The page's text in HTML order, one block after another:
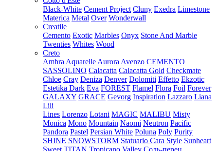
Black-White Cement Project Cluny Exedra Limestone
Materica Metal Over Wonderwall
Creatile
Cemento Exotic Marbles Onyx Stone And Marble
Twenties Whites Wood
Creto
Ambra Aquarelle Aurora Avenzo CEMENTO
SASSOLINO Calacatta Calacatta Gold Checkmate
Chloe Cray Deniza Denver Dolomiti Effetto Ekzotic
Estetika Dark Eva FOREST Flamel Flora Foil Forever
GALAXY GRACE Gevorg Inspiration Lazzaro Liana
Lili
Lines Lorenzo Lotani MAGIC MALIBU Misty
Monica Mono Mountain Naomi Neutron Pacific
Pandora Pastel Persian White Poluna Poly Purity
SHINE SNOWSTORM Statuario Cara Style Sunheart